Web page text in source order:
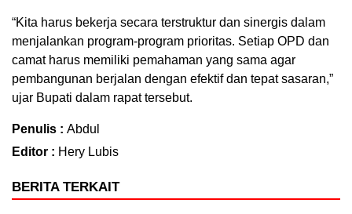
“Kita harus bekerja secara terstruktur dan sinergis dalam
menjalankan program-program prioritas. Setiap OPD dan
camat harus memiliki pemahaman yang sama agar
pembangunan berjalan dengan efektif dan tepat sasaran,”
ujar Bupati dalam rapat tersebut.
Penulis : Abdul
Editor : Hery Lubis
BERITA TERKAIT